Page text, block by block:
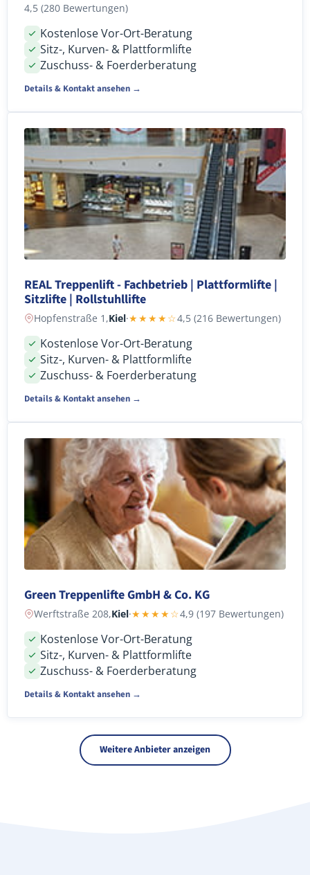
4,5 (280 Bewertungen)
Kostenlose Vor-Ort-Beratung
Sitz-, Kurven- & Plattformlifte
Zuschuss- & Foerderberatung
Details & Kontakt ansehen →
REAL Treppenlift - Fachbetrieb | Plattformlifte |
Sitzlifte | Rollstuhllifte
Hopfenstraße 1,Kiel·★★★★☆4,5 (216 Bewertungen)
Kostenlose Vor-Ort-Beratung
Sitz-, Kurven- & Plattformlifte
Zuschuss- & Foerderberatung
Details & Kontakt ansehen →
Green Treppenlifte GmbH & Co. KG
Werftstraße 208,Kiel·★★★★☆4,9 (197 Bewertungen)
Kostenlose Vor-Ort-Beratung
Sitz-, Kurven- & Plattformlifte
Zuschuss- & Foerderberatung
Details & Kontakt ansehen →
Weitere Anbieter anzeigen